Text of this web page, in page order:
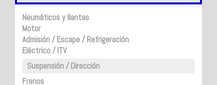
Neumáticos y llantas
Motor
Admisión / Escape / Refrigeración
Eléctrico / ITV
Suspensión / Dirección
Frenos